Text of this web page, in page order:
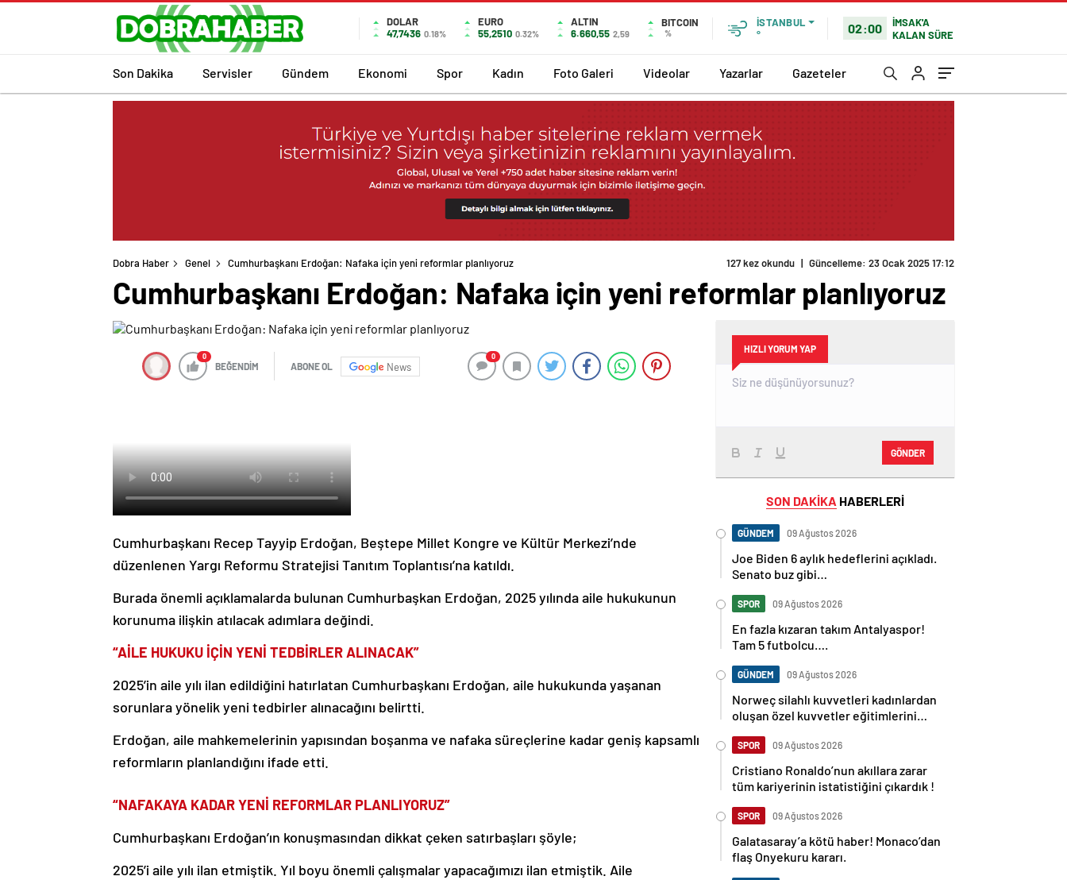
DOLAR
47,7436 0.18%
EURO
55,2510 0.32%
ALTIN
6.660,55 2,59
BITCOIN
%
İSTANBUL
°
02:00
İMSAK'A
KALAN SÜRE
Son Dakika Servisler Gündem Ekonomi Spor Kadın Foto Galeri Videolar Yazarlar Gazeteler
Dobra Haber Genel Cumhurbaşkanı Erdoğan: Nafaka için yeni reformlar planlıyoruz 127 kez okundu | Güncelleme: 23 Ocak 2025 17:12
Cumhurbaşkanı Erdoğan: Nafaka için yeni reformlar planlıyoruz
0
BEĞENDİM ABONE OL News
0
Cumhurbaşkanı Recep Tayyip Erdoğan, Beştepe Millet Kongre ve Kültür Merkezi’nde
düzenlenen Yargı Reformu Stratejisi Tanıtım Toplantısı’na katıldı.
Burada önemli açıklamalarda bulunan Cumhurbaşkan Erdoğan, 2025 yılında aile hukukunun
korunuma ilişkin atılacak adımlara değindi.
“AİLE HUKUKU İÇİN YENİ TEDBİRLER ALINACAK”
2025’in aile yılı ilan edildiğini hatırlatan Cumhurbaşkanı Erdoğan, aile hukukunda yaşanan
sorunlara yönelik yeni tedbirler alınacağını belirtti.
Erdoğan, aile mahkemelerinin yapısından boşanma ve nafaka süreçlerine kadar geniş kapsamlı
reformların planlandığını ifade etti.
“NAFAKAYA KADAR YENİ REFORMLAR PLANLIYORUZ”
Cumhurbaşkanı Erdoğan’ın konuşmasından dikkat çeken satırbaşları şöyle;
2025’i aile yılı ilan etmiştik. Yıl boyu önemli çalışmalar yapacağımızı ilan etmiştik. Aile
HIZLI YORUM YAP
GÖNDER
SON DAKİKA HABERLERİ
GÜNDEM 09 Ağustos 2026
Joe Biden 6 aylık hedeflerini açıkladı.
Senato buz gibi…
SPOR 09 Ağustos 2026
En fazla kızaran takım Antalyaspor!
Tam 5 futbolcu….
GÜNDEM 09 Ağustos 2026
Norweç silahlı kuvvetleri kadınlardan
oluşan özel kuvvetler eğitimlerini
SPOR 09 Ağustos 2026
Cristiano Ronaldo’nun akıllara zarar
tüm kariyerinin istatistiğini çıkardık !
SPOR 09 Ağustos 2026
Galatasaray’a kötü haber! Monaco’dan
flaş Onyekuru kararı.